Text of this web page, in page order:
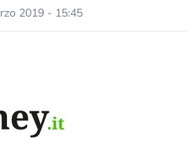
2019 - 15:45